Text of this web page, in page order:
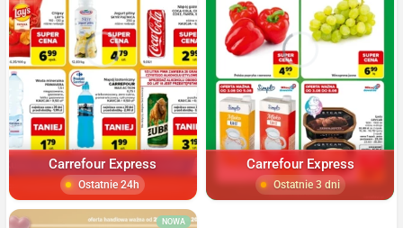
Carrefour Express
Ostatnie 24h
Carrefour Express
Ostatnie 3 dni
NOWA